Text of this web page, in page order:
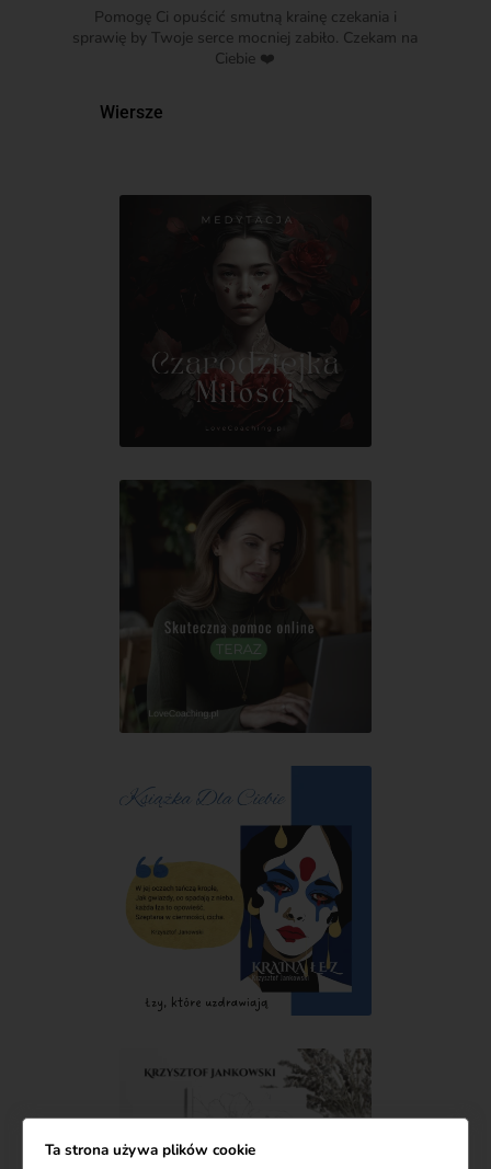
Pomogę Ci opuścić smutną krainę czekania i
sprawię by Twoje serce mocniej zabiło. Czekam na
Ciebie ❤️
Wiersze
Ta strona używa plików cookie